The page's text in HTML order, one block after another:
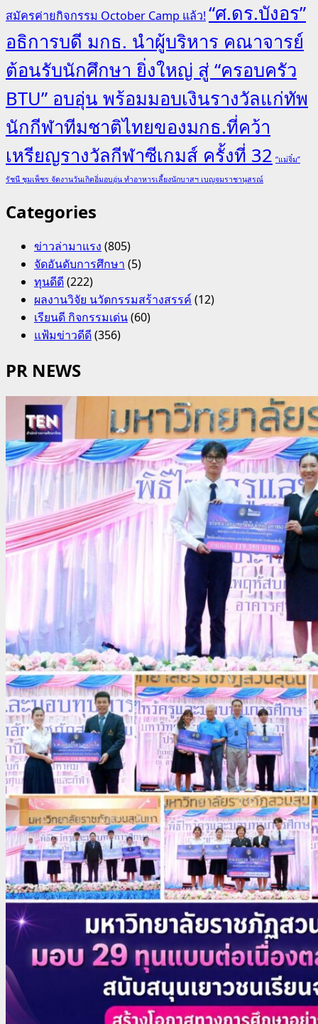
สมัครค่ายกิจกรรม October Camp แล้ว!“ศ.ดร.บังอร”
อธิการบดี มกธ. นำผู้บริหาร คณาจารย์
ต้อนรับนักศึกษา ยิ่งใหญ่ สู่ “ครอบครัว
BTU” อบอุ่น พร้อมมอบเงินรางวัลแก่ทัพ
นักกีฬาทีมชาติไทยของมกธ.ที่คว้า
เหรียญรางวัลกีฬาซีเกมส์ ครั้งที่ 32 “แม่จิ๋ม”
รัชนี ชุมเพ็ชร จัดงานวันเกิดอิ่มอบอุ่น ทำอาหารเลี้ยงนักบาสฯ เบญจมราชานุสรณ์
Categories
ข่าวล่ามาแรง (805)
จัดอันดับการศึกษา (5)
ทุนดีดี(222)
ผลงานวิจัย นวัตกรรมสร้างสรรค์ (12)
เรียนดี กิจกรรมเด่น(60)
แฟ้มข่าวดีดี(356)
PR NEWS